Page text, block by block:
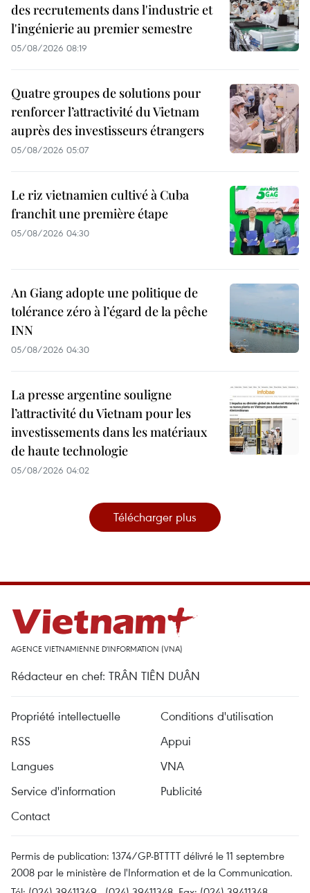
des recrutements dans l'industrie et
l'ingénierie au premier semestre
05/08/2026 08:19
Quatre groupes de solutions pour
renforcer l’attractivité du Vietnam
auprès des investisseurs étrangers
05/08/2026 05:07
Le riz vietnamien cultivé à Cuba
franchit une première étape
05/08/2026 04:30
An Giang adopte une politique de
tolérance zéro à l’égard de la pêche
INN
05/08/2026 04:30
La presse argentine souligne
l’attractivité du Vietnam pour les
investissements dans les matériaux
de haute technologie
05/08/2026 04:02
Télécharger plus
AGENCE VIETNAMIENNE D'INFORMATION (VNA)
Rédacteur en chef: TRÂN TIÊN DUÂN
Propriété intellectuelle
Conditions d'utilisation
RSS
Appui
Langues
VNA
Service d'information
Publicité
Contact
Permis de publication: 1374/GP-BTTTT délivré le 11 septembre
2008 par le ministère de l'Information et de la Communication.